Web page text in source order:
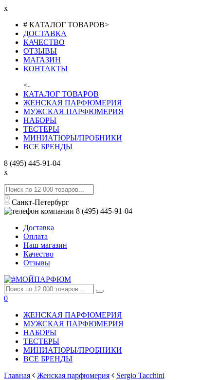
x
# КАТАЛОГ ТОВАРОВ>
ДОСТАВКА
КАЧЕСТВО
ОТЗЫВЫ
МАГАЗИН
КОНТАКТЫ
<-
КАТАЛОГ ТОВАРОВ
ЖЕНСКАЯ ПАРФЮМЕРИЯ
МУЖСКАЯ ПАРФЮМЕРИЯ
НАБОРЫ
ТЕСТЕРЫ
МИНИАТЮРЫ/ПРОБНИКИ
ВСЕ БРЕНДЫ
8 (495) 445-91-04
x
Санкт-Петербург
8 (495) 445-91-04
Доставка
Оплата
Наш магазин
Качество
Отзывы
0
ЖЕНСКАЯ ПАРФЮМЕРИЯ
МУЖСКАЯ ПАРФЮМЕРИЯ
НАБОРЫ
ТЕСТЕРЫ
МИНИАТЮРЫ/ПРОБНИКИ
ВСЕ БРЕНДЫ
Главная
Женская парфюмерия Sergio Tacchini